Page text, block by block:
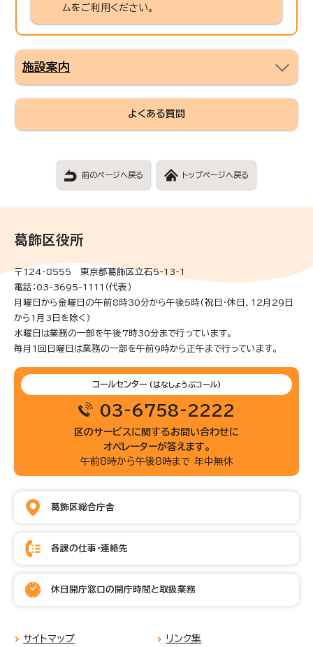
ムをご利用ください。
施設案内
よくある質問
前のページへ戻る トップページへ戻る
葛飾区役所
〒124-8555 東京都葛飾区立石5-13-1
電話：03-3695-1111（代表）
月曜日から金曜日の午前8時30分から午後5時(祝日・休日、12月29日
から1月3日を除く)
水曜日は業務の一部を午後7時30分まで行っています。
毎月1回日曜日は業務の一部を午前9時から正午まで行っています。
コールセンター (はなしょうぶコール)
03-6758-2222
区のサービスに関するお問い合わせに
オペレーターが答えます。
午前8時から午後8時まで 年中無休
葛飾区総合庁舎
各課の仕事・連絡先
休日開庁窓口の開庁時間と取扱業務
サイトマップ リンク集